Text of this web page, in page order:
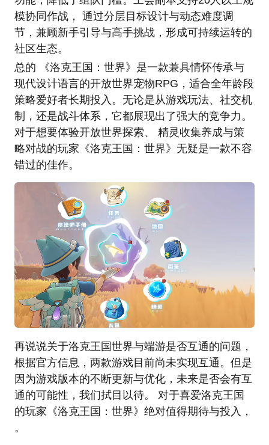
模协同作战， 通过分层目标设计与动态难度调
节，兼顾新手引导与高手挑战，形成可持续运转的
社区生态。
总的 《洛克王国：世界》是一款兼具情怀传承与
现代设计语言的开放世界宠物RPG，适合全年龄段
策略爱好者长期投入。无论是从游戏玩法、社交机
制，还是战斗体系，它都展现出了强大的竞争力。
对于想要体验开放世界探索、 精灵收集养成与策
略对战的玩家《洛克王国：世界》无疑是一款不容
错过的佳作。
再说说关于洛克王国世界与端游是否互通的问题，
根据官方信息，两款游戏目前尚未实现互通。但是
因为游戏版本的不断更新与优化，未来是否会有互
通的可能性，我们拭目以待。 对于喜爱洛克王国
的玩家《洛克王国：世界》绝对值得期待与投入，
。